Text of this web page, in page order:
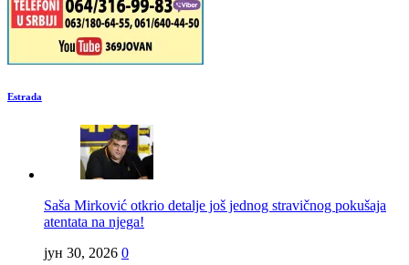
Estrada
Saša Mirković otkrio detalje još jednog stravičnog pokušaja
atentata na njega!
јун 30, 2026 0